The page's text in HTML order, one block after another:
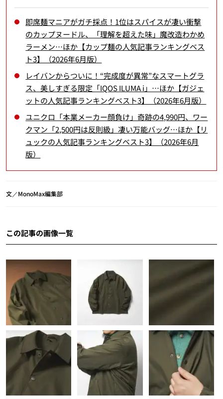
即席麺マニアがガチ採点！1位はスパイスが凄い衝撃
のカップヌードル、「理解を超えた味」魔改造わかめ
ラーメン…ほか【カップ麺の人気記事ランキングベス
ト3】（2026年6月版）
レイバンからついに！“完成度が異常”なスマートグラ
ス、美しすぎる限定「IQOS ILUMA i」…ほか【ガジェ
ットの人気記事ランキングベスト3】（2026年6月版）
ユニクロ「本業メーカー顔負け」奇跡の4,990円、ワー
クマン「2,500円は反則級」凄い万能バッグ…ほか【リ
ュックの人気記事ランキングベスト3】（2026年6月
版）
文／MonoMax編集部
この記事の画像一覧